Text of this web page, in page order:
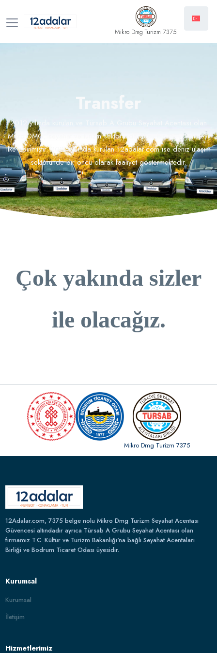
Mikro Dmg Turizm 7375
Transfer
2012 yılında kurulan ve Türsab A Grubu Seyahat Acentası olan
Mikro DMG, seyahat ve turizm sektöründe öncü bir rol üstlenmeyi
ilke edinmiştir. 2024 yılında kurulan 12adalar.com ise deniz ulaşım
sektöründe bir öncü olarak faaliyet göstermektedir.
Çok yakında sizler
ile olacağız.
Mikro Dmg Turizm 7375
12Adalar.com, 7375 belge nolu Mikro Dmg Turizm Seyahat Acentası
Güvencesi altındadır ayrıca Türsab A Grubu Seyahat Acentası olan
firmamız T.C. Kültür ve Turizm Bakanlığı'na bağlı Seyahat Acentaları
Birliği ve Bodrum Ticaret Odası üyesidir.
Kurumsal
Kurumsal
İletişim
Hizmetlerimiz